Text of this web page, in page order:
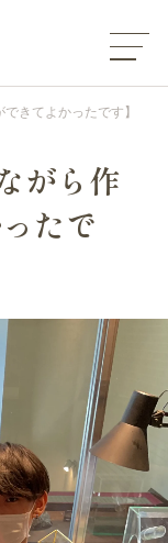
きてよかったです】
がら作
たで